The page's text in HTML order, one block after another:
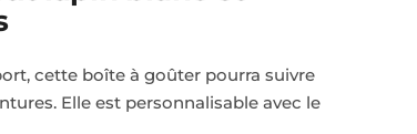
cette boîte à goûter pourra suivre
Elle est personnalisable avec le